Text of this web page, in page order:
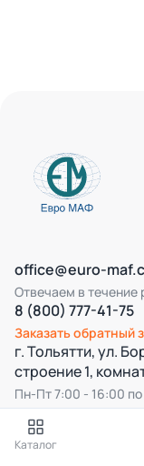
Каталог
office@euro-
Отвечаем в течение
8 (800) 777-41-75
Заказать обратный
г. Тольятти, ул.
строение 1,
Пн-Пт 7:00 - 16:00
Подпишитесь на